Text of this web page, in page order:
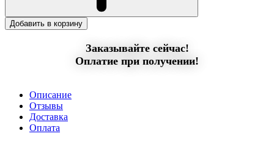
Добавить в корзину
Заказывайте сейчас!
Оплатие при получении!
Описание
Отзывы
Доставка
Оплата